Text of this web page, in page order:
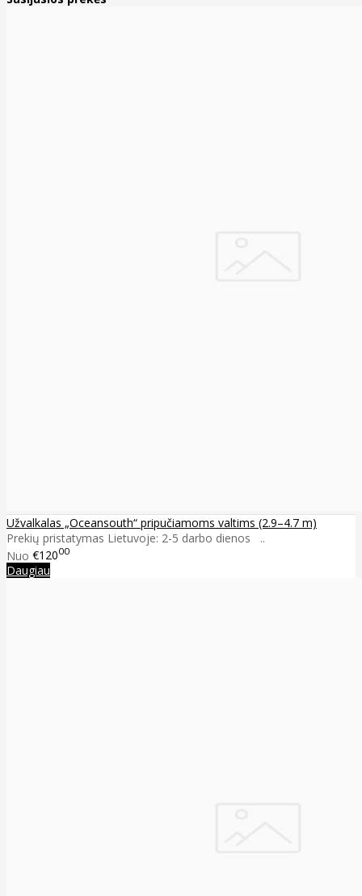
Užvalkalas „Oceansouth“ pripučiamoms valtims (2.9–4.7 m)
Prekių pristatymas Lietuvoje: 2-5 darbo dienos ..
Nuo €12000
Daugiau